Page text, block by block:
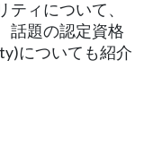
ィについて、
話題の認定資格
についても紹介